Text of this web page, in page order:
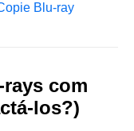
Blu-ray
com
los?)